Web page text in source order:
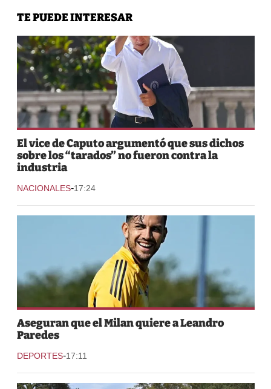
TE PUEDE INTERESAR
El vice de Caputo argumentó que sus dichos
sobre los “tarados” no fueron contra la
industria
NACIONALES-17:24
Aseguran que el Milan quiere a Leandro
Paredes
DEPORTES-17:11